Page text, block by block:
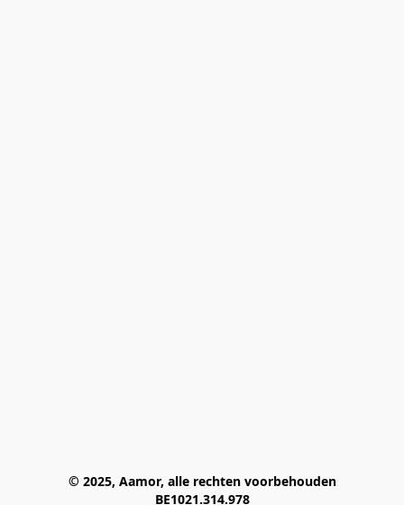
© 2025, Aamor, alle rechten voorbehouden
BE1021.314.978